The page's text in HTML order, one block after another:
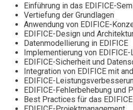
Einführung in das EDIFICE-
Vertiefung der Grundlagen
Anwendung von EDIFICE-
EDIFICE-Design und
Datenmodellierung in EDIFICE
Implementierung von
EDIFICE-Sicherheit und
Integration von EDIFICE mit
EDIFICE-
EDIFICE-Fehlerbehebung und
Best Practices für das